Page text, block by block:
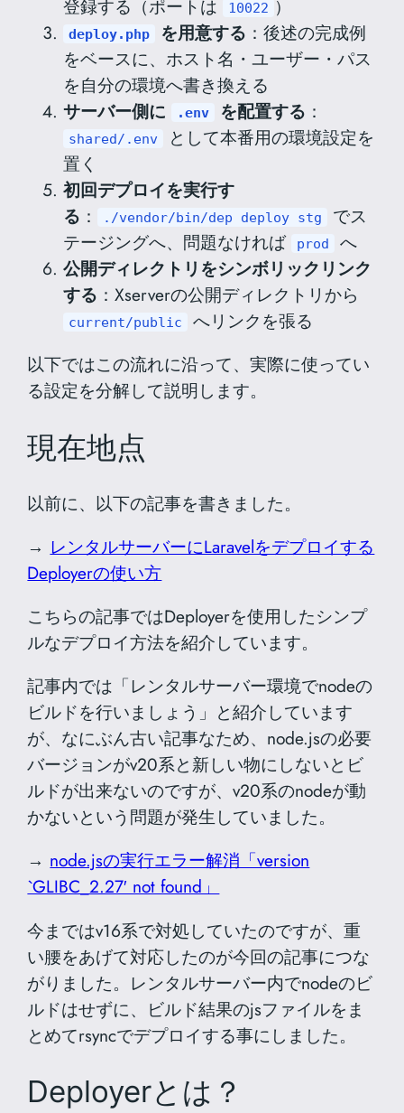
登録する（ポートは 10022 ）
deploy.php を用意する ：後述の完成例
をベースに、ホスト名・ユーザー・パス
を自分の環境へ書き換える
サーバー側に
.env を配置する ：
shared/.env
として本番用の環境設定を
置く
初回デプロイを実行す
る ： ./vendor/bin/dep deploy stg
でス
テージングへ、問題なければ
prod
へ
公開ディレクトリをシンボリックリンク
する ：Xserverの公開ディレクトリから
current/public
へリンクを張る
以下ではこの流れに沿って、実際に使ってい
る設定を分解して説明します。
現在地点
以前に、以下の記事を書きました。
→ レンタルサーバーにLaravelをデプロイする
Deployerの使い方
こちらの記事ではDeployerを使用したシンプ
ルなデプロイ方法を紹介しています。
記事内では「レンタルサーバー環境でnodeの
ビルドを行いましょう」と紹介しています
が、なにぶん古い記事なため、node.jsの必要
バージョンがv20系と新しい物にしないとビ
ルドが出来ないのですが、v20系のnodeが動
かないという問題が発生していました。
→ node.jsの実行エラー解消「version
`GLIBC_2.27′ not found」
今まではv16系で対処していたのですが、重
い腰をあげて対応したのが今回の記事につな
がりました。レンタルサーバー内でnodeのビ
ルドはせずに、ビルド結果のjsファイルをま
とめてrsyncでデプロイする事にしました。
Deployerとは？